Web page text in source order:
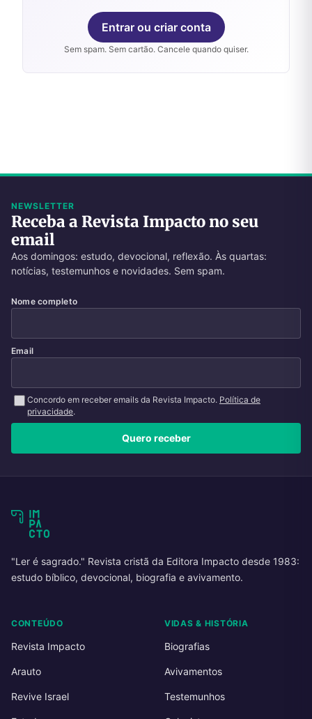
Entrar ou criar conta
Sem spam. Sem cartão. Cancele quando quiser.
NEWSLETTER
Receba a Revista Impacto no seu
email
Aos domingos: estudo, devocional, reflexão. Às quartas:
notícias, testemunhos e novidades. Sem spam.
Nome completo
Email
Concordo em receber emails da Revista Impacto. Política de
privacidade.
Quero receber
"Ler é sagrado." Revista cristã da Editora Impacto desde 1983:
estudo bíblico, devocional, biografia e avivamento.
CONTEÚDO
Revista Impacto
Arauto
Revive Israel
VIDAS & HISTÓRIA
Biografias
Avivamentos
Testemunhos